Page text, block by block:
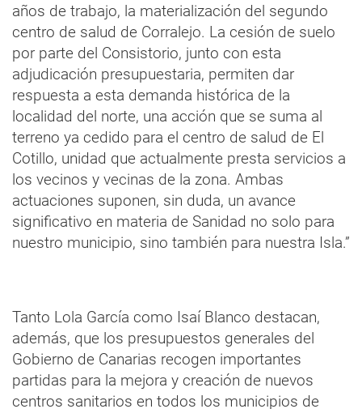
años de trabajo, la materialización del segundo
centro de salud de Corralejo. La cesión de suelo
por parte del Consistorio, junto con esta
adjudicación presupuestaria, permiten dar
respuesta a esta demanda histórica de la
localidad del norte, una acción que se suma al
terreno ya cedido para el centro de salud de El
Cotillo, unidad que actualmente presta servicios a
los vecinos y vecinas de la zona. Ambas
actuaciones suponen, sin duda, un avance
significativo en materia de Sanidad no solo para
nuestro municipio, sino también para nuestra Isla.”
Tanto Lola García como Isaí Blanco destacan,
además, que los presupuestos generales del
Gobierno de Canarias recogen importantes
partidas para la mejora y creación de nuevos
centros sanitarios en todos los municipios de